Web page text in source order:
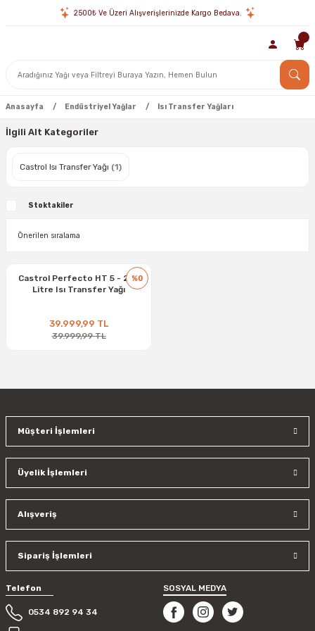
2500₺ Ve Üzeri Alışverişlerinizde Kargo Bedava.
Anasayfa Endüstriyel Yağlar Isı Transfer Yağları
İlgili Alt Kategoriler
Castrol Isı Transfer Yağı (1)
Stoktakiler
%0
Castrol Perfecto HT 5 - 208
Litre Isı Transfer Yağı
39.999,99 TL
39.999,99 TL
Müşteri İşlemleri
Üyelik İşlemleri
Alışveriş
Sipariş İşlemleri
Telefon
0534 892 94 34
SOSYAL MEDYA